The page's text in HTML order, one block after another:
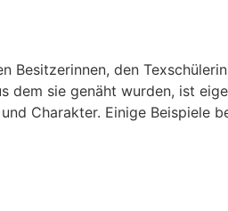
den
sie genäht wurden, ist
Charakter. Einige Beispiele